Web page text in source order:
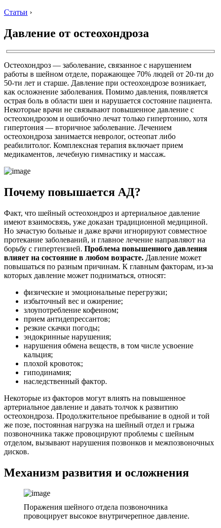
Статьи ›
Давление от остеохондроза
Остеохондроз — заболевание, связанное с нарушением
работы в шейном отделе, поражающее 70% людей от 20-ти до
50-ти лет и старше. Давление при остеохондрозе возникает,
как осложнение заболевания. Помимо давления, появляется
острая боль в области шеи и нарушается состояние пациента.
Некоторые врачи не связывают повышенное давление с
остеохондрозом и ошибочно лечат только гипертонию, хотя
гипертония — вторичное заболевание. Лечением
остеохондроза занимается невролог, остеопат либо
реабилитолог. Комплексная терапия включает прием
медикаментов, лечебную гимнастику и массаж.
Почему повышается АД?
Факт, что шейный остеохондроз и артериальное давление
имеют взаимосвязь, уже доказан традиционной медициной.
Но зачастую больные и даже врачи игнорируют совместное
протекание заболеваний, и главное лечение направляют на
борьбу с гипертензией. Проблема повышенного давления
влияет на состояние в любом возрасте. Давление может
повышаться по разным причинам. К главным факторам, из-за
которых давление может подниматься, относят:
физические и эмоциональные перегрузки;
избыточный вес и ожирение;
злоупотребление кофеином;
прием антидепрессантов;
резкие скачки погоды;
эндокринные нарушения;
нарушения обмена веществ, в том числе усвоение
кальция;
плохой кровоток;
гиподинамия;
наследственный фактор.
Некоторые из факторов могут влиять на повышенное
артериальное давление и давать толчок к развитию
остеохондроза. Продолжительное пребывание в одной и той
же позе, постоянная нагрузка на шейный отдел и грыжа
позвоночника также провоцируют проблемы с шейным
отделом, вызывают нарушения позвонков и межпозвоночных
дисков.
Механизм развития и осложнения
Поражения шейного отдела позвоночника
провоцирует высокое внутричерепное давление.